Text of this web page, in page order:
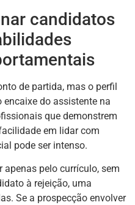
candidatos
de partida, mas o perfil
do assistente na
que demonstrem
em lidar com
pode ser intenso.
apenas pelo currículo, sem
à rejeição, uma
Se a prospecção envolver